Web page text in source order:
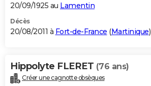
20/09/1925 au Lamentin
Décès
20/08/2011 à Fort-de-France (Martinique)
Hippolyte FLERET (76 ans)
Créer une cagnotte obsèques